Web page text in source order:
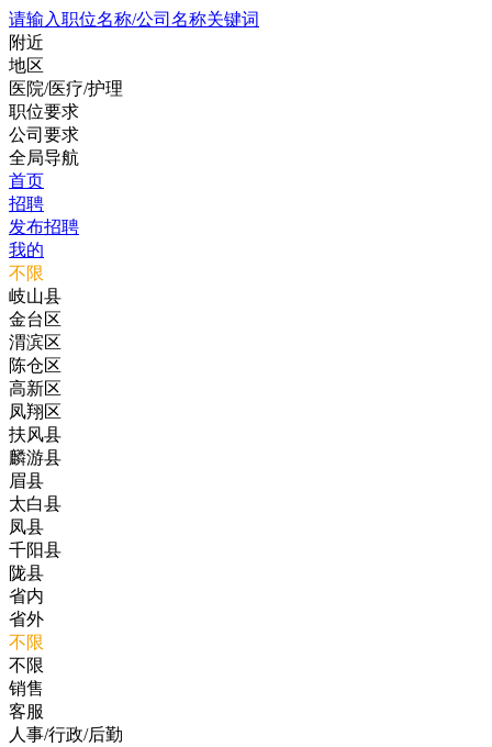
请输入职位名称/公司名称关键词
附近
地区
医院/医疗/护理
职位要求
公司要求
全局导航
首页
招聘
发布招聘
我的
不限
岐山县
金台区
渭滨区
陈仓区
高新区
凤翔区
扶风县
麟游县
眉县
太白县
凤县
千阳县
陇县
省内
省外
不限
不限
销售
客服
人事/行政/后勤